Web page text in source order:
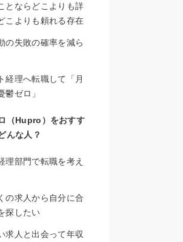
とならどこよりも詳
こよりも頼れる存在
の失敗の確率を減ら
経理へ転職して「月
鬱ゼロ」
（Hupro）をおすす
んな人？
理部門で転職を考え
の求人から自分に合
探したい
求人と出会って年収